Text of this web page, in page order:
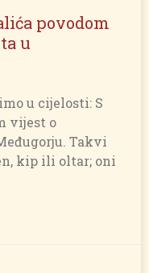
povodom
u
u cijelosti: S
vijest o
Takvi
kip ili oltar; oni